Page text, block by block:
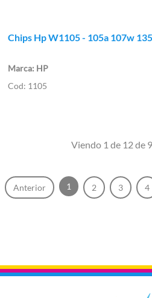
Chips Hp W1105 - 105a 107w
HP
1105
Viendo 1 de 12 de
Anterior 1 2 3 4